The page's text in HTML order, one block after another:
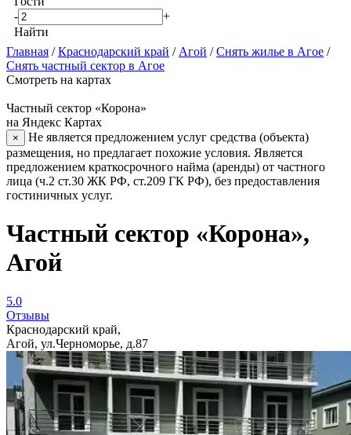
-
+
Найти
Главная /Краснодарский край / Агой /Снять жилье в Агое /
Снять частный сектор в Агое
Смотреть на картах
Частный сектор «Корона»
на Яндекс Картах
×
Не является предложением услуг средства (объекта)
размещения, но предлагает похожие условия. Является
предложением краткосрочного найма (аренды) от частного
лица (ч.2 ст.30 ЖК РФ, ст.209 ГК РФ), без предоставления
гостиничных услуг.
Частный сектор «Корона»,
Агой
5.0
Отзывы
Краснодарский край,
Агой, ул.Черноморье, д.87